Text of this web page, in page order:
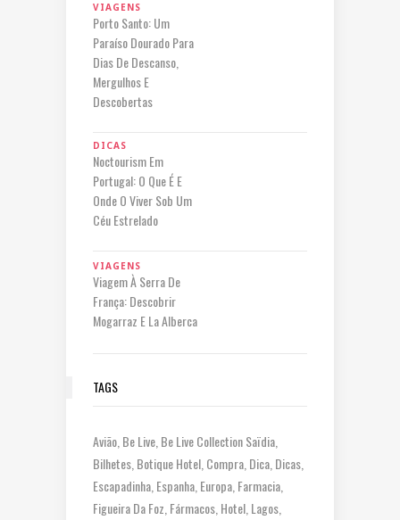
VIAGENS
Porto Santo: Um
Paraíso Dourado Para
Dias De Descanso,
Mergulhos E
Descobertas
DICAS
Noctourism Em
Portugal: O Que É E
Onde O Viver Sob Um
Céu Estrelado
VIAGENS
Viagem À Serra De
França: Descobrir
Mogarraz E La Alberca
TAGS
Avião Be Live Be Live Collection Saïdia
Bilhetes Botique Hotel Compra Dica Dicas
Escapadinha Espanha Europa Farmacia
Figueira Da Foz Fármacos Hotel Lagos